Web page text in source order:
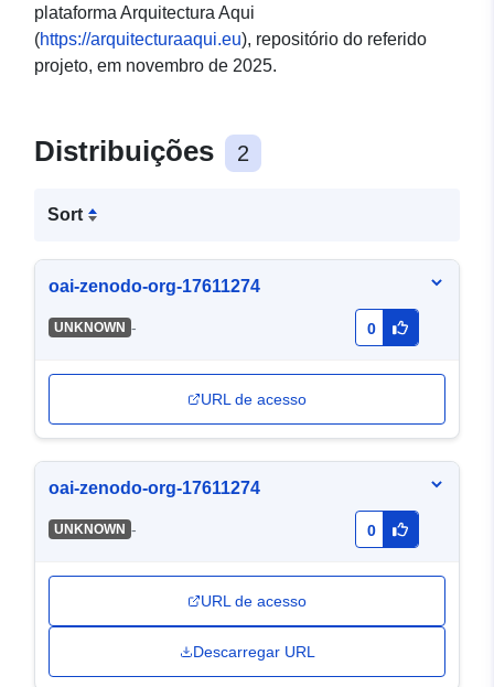
plataforma Arquitectura Aqui
(https://arquitecturaaqui.eu), repositório do referido
projeto, em novembro de 2025.
Distribuições 2
Sort
oai-zenodo-org-17611274
UNKNOWN - 0
URL de acesso
oai-zenodo-org-17611274
UNKNOWN - 0
URL de acesso
Descarregar URL